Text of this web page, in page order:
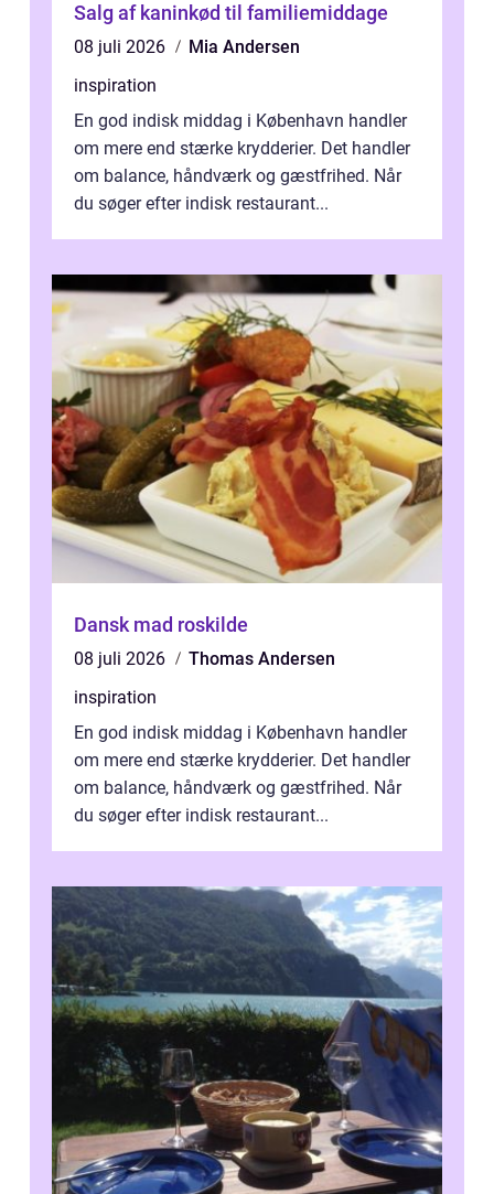
Salg af kaninkød til familiemiddage
08 juli 2026
Mia Andersen
inspiration
En god indisk middag i København handler
om mere end stærke krydderier. Det handler
om balance, håndværk og gæstfrihed. Når
du søger efter indisk restaurant...
Dansk mad roskilde
08 juli 2026
Thomas Andersen
inspiration
En god indisk middag i København handler
om mere end stærke krydderier. Det handler
om balance, håndværk og gæstfrihed. Når
du søger efter indisk restaurant...